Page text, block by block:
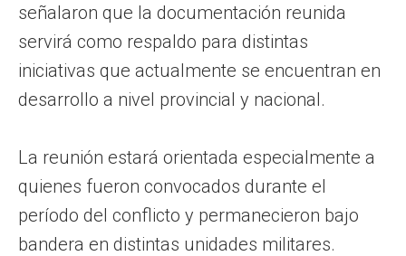
señalaron que la documentación reunida
servirá como respaldo para distintas
iniciativas que actualmente se encuentran en
desarrollo a nivel provincial y nacional.
La reunión estará orientada especialmente a
quienes fueron convocados durante el
período del conflicto y permanecieron bajo
bandera en distintas unidades militares.